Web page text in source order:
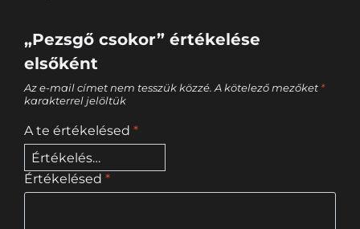
„Pezsgő csokor” értékelése
elsőként
Az e-mail címet nem tesszük közzé. A kötelező mezőket *
karakterrel jelöltük
A te értékelésed *
Értékelésed *